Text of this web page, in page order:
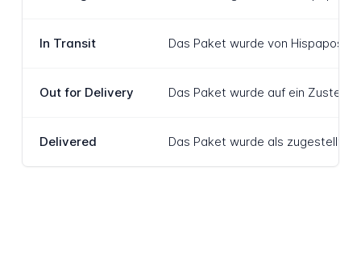
In Transit Das Paket wurde von Hispapost
Out for Delivery Das Paket wurde auf ein
Delivered Das Paket wurde als zugestellt